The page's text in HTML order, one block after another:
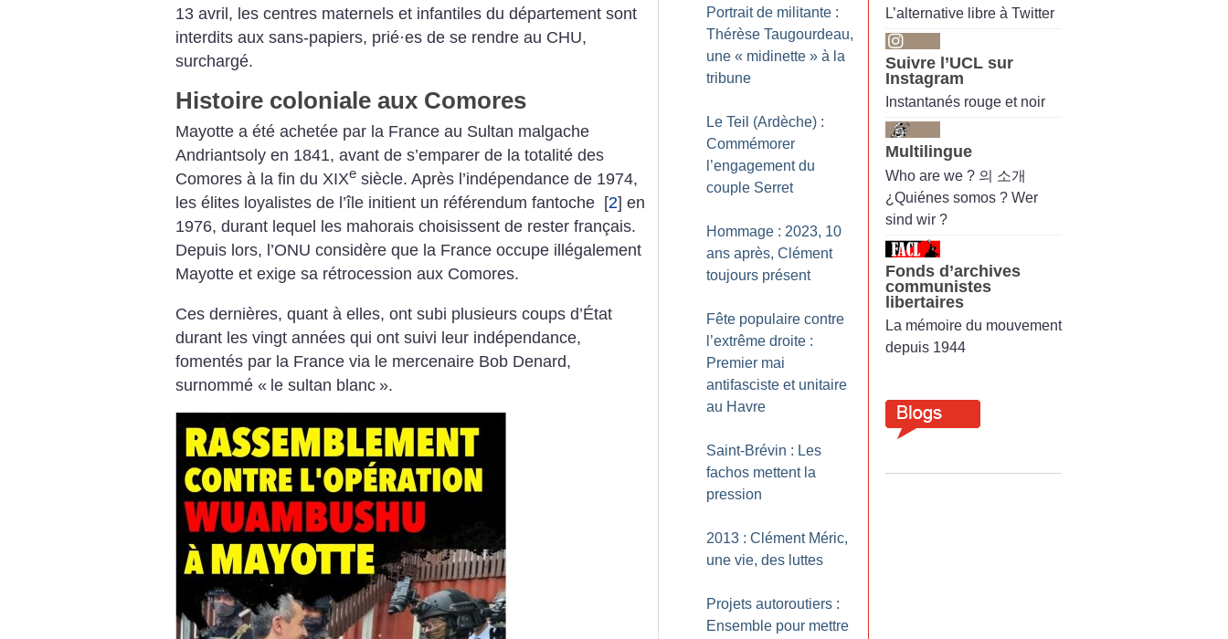
13 avril, les centres maternels et infantiles du département sont
interdits aux sans-papiers, prié·es de se rendre au CHU,
surchargé.
Histoire coloniale aux Comores
Mayotte a été achetée par la France au Sultan malgache
Andriantsoly en 1841, avant de s’emparer de la totalité des
Comores à la fin du XIXe siècle. Après l’indépendance de 1974,
les élites loyalistes de l’île initient un référendum fantoche [2] en
1976, durant lequel les mahorais choisissent de rester français.
Depuis lors, l’ONU considère que la France occupe illégalement
Mayotte et exige sa rétrocession aux Comores.
Ces dernières, quant à elles, ont subi plusieurs coups d’État
durant les vingt années qui ont suivi leur indépendance,
fomentés par la France via le mercenaire Bob Denard,
surnommé « le sultan blanc ».
Portrait de militante :
Thérèse Taugourdeau,
une « midinette » à la
tribune
Le Teil (Ardèche) :
Commémorer
l’engagement du
couple Serret
Hommage : 2023, 10
ans après, Clément
toujours présent
Fête populaire contre
l’extrême droite :
Premier mai
antifasciste et unitaire
au Havre
Saint-Brévin : Les
fachos mettent la
pression
2013 : Clément Méric,
une vie, des luttes
Projets autoroutiers :
Ensemble pour mettre
L’alternative libre à Twitter
Suivre l’UCL sur
Instagram
Instantanés rouge et noir
Multilingue
Who are we ? 의 소개
¿Quiénes somos ? Wer
sind wir ?
Fonds d’archives
communistes
libertaires
La mémoire du mouvement
depuis 1944